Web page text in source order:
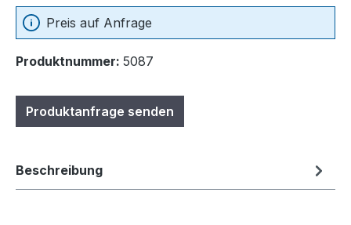
Preis auf Anfrage
Produktnummer: 5087
Produktanfrage senden
Beschreibung